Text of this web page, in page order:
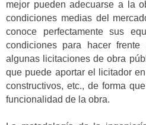
mejor pueden adecuarse a la
condiciones medias del
conoce perfectamente sus
condiciones para hacer
algunas licitaciones de obra
que puede aportar el licitador
constructivos, etc., de forma
funcionalidad de la obra.